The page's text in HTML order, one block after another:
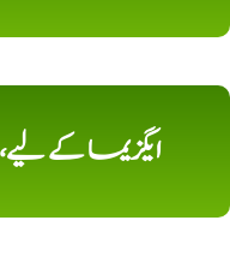
ایگزیما کے